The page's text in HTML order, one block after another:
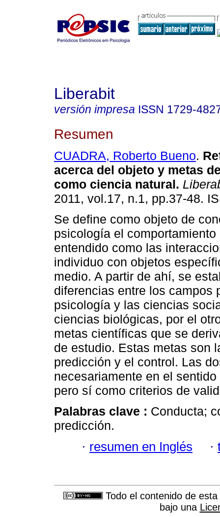
Liberabit
versión impresa ISSN 1729-
Resumen
CUADRA, Roberto Bueno.
acerca del objeto y metas
como ciencia natural.
2011, vol.17, n.1, pp.37-48.
Se define como objeto de
psicología el
entendido como las
individuo con objetos
medio. A partir de ahí, se
diferencias entre los campos
psicología y las ciencias
ciencias biológicas, por el
metas científicas que se
de estudio. Estas metas son
predicción y el control. Las
necesariamente en el
pero sí como criterios de
Palabras clave : Conducta;
predicción.
· resumen en Inglés ·
Todo el contenido de
bajo una